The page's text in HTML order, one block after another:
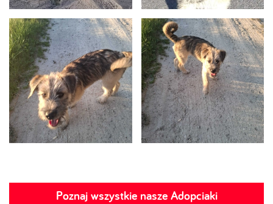
Poznaj wszystkie nasze Adopciaki